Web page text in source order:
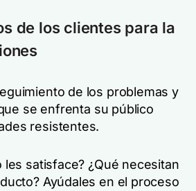
de los clientes para la
de los problemas y
se enfrenta su público
resistentes.
les satisface? ¿Qué necesitan
Ayúdales en el proceso